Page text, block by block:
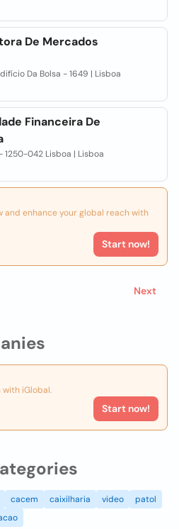
with iGlobal.
Start now!
De Mercados
Da Bolsa - 1649 | Lisboa
Financeira De
1250-042 Lisboa | Lisboa
and enhance your global reach with
Start now!
Next
cacem caixilharia video
patol